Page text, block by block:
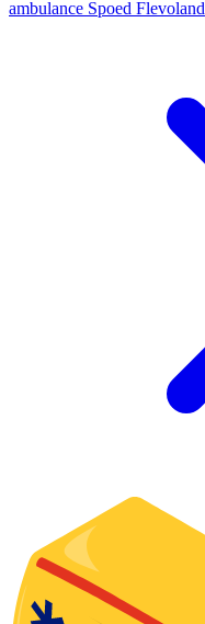
ambulance Spoed Flevoland